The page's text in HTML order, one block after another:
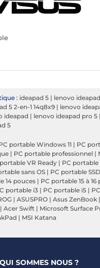
: ideapad 5 | lenovo
5 2-en-1 14q8x9 | lenovo
ideapad | lenovo ideapad pro 5 |
5
portable Windows 11 | PC
| PC portable professionnel |
VR Ready | PC
sans OS | PC portable SSD
14 pouces | PC portable 15 à 16
portable i3 | PC portable i5 |
| ASUSPRO | Asus ZenBook |
| Acer Swift | Microsoft Surface
| MSI Katana
QUI SOMMES NOUS ?